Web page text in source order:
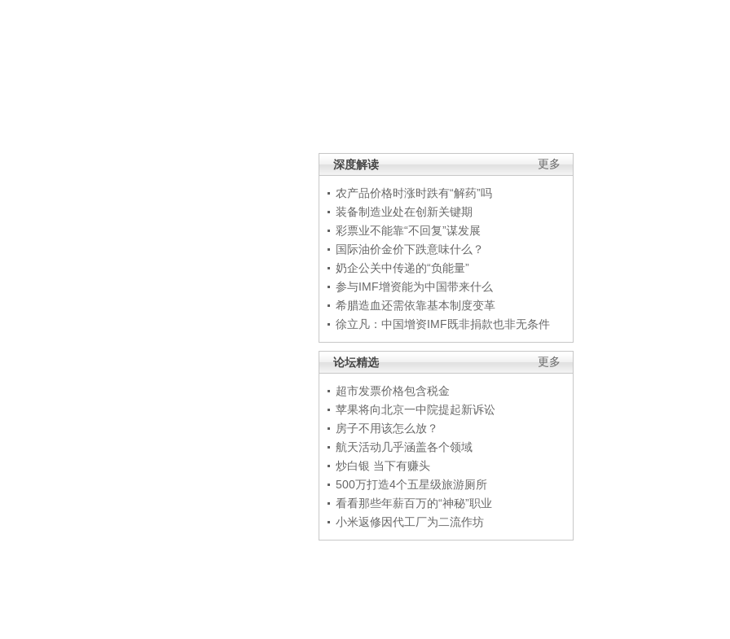
更多
深度解读
农产品价格时涨时跌有“解药”吗
装备制造业处在创新关键期
彩票业不能靠“不回复”谋发展
国际油价金价下跌意味什么？
奶企公关中传递的“负能量”
参与IMF增资能为中国带来什么
希腊造血还需依靠基本制度变革
徐立凡：中国增资IMF既非捐款也非无条件
更多
论坛精选
超市发票价格包含税金
苹果将向北京一中院提起新诉讼
房子不用该怎么放？
航天活动几乎涵盖各个领域
炒白银 当下有赚头
500万打造4个五星级旅游厕所
看看那些年薪百万的“神秘”职业
小米返修因代工厂为二流作坊